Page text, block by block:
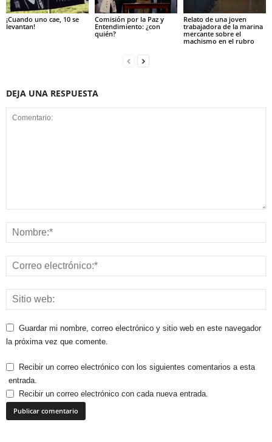
¡Cuando uno cae, 10 se
levantan!
Comisión por la Paz y
Entendimiento: ¿con
quién?
Relato de una joven
trabajadora de la marina
mercante sobre el
machismo en el rubro
DEJA UNA RESPUESTA
Guardar mi nombre, correo electrónico y sitio web en este navegador
la próxima vez que comente.
Recibir un correo electrónico con los siguientes comentarios a esta
entrada.
Recibir un correo electrónico con cada nueva entrada.